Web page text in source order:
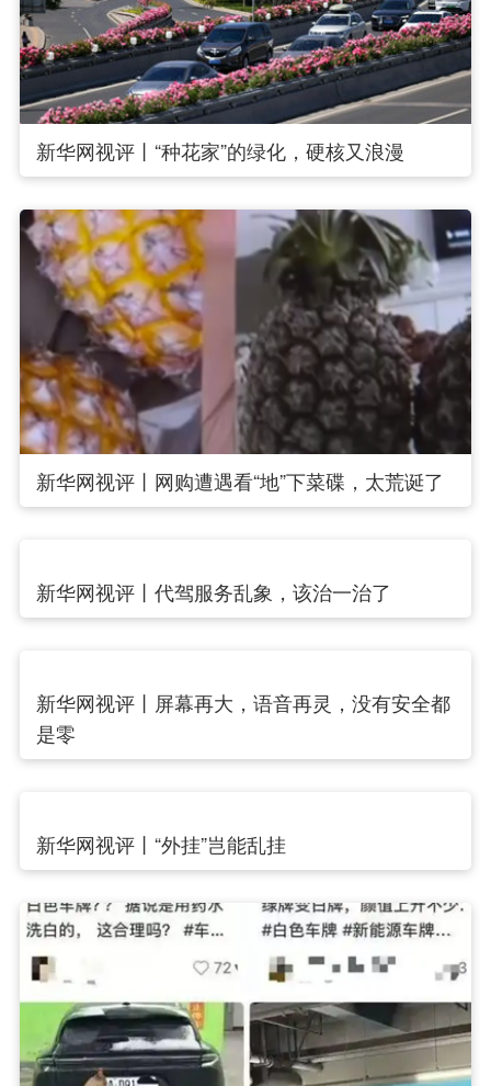
新华网视评丨“种花家”的绿化，硬核又浪漫
新华网视评丨网购遭遇看“地”下菜碟，太荒诞了
新华网视评丨代驾服务乱象，该治一治了
新华网视评丨屏幕再大，语音再灵，没有安全都
是零
新华网视评丨“外挂”岂能乱挂